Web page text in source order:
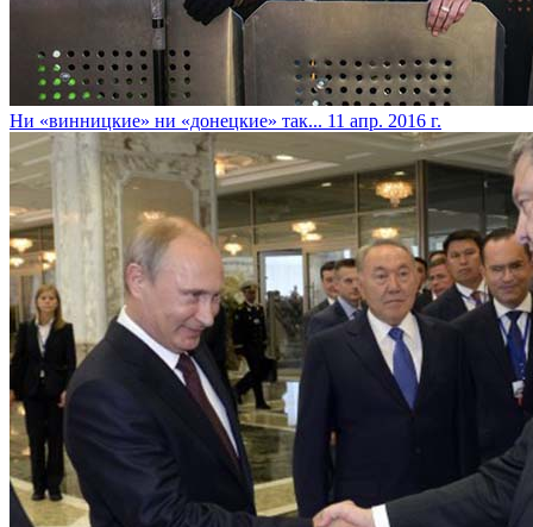
Ни «винницкие» ни «донецкие» так... 11 апр. 2016 г.